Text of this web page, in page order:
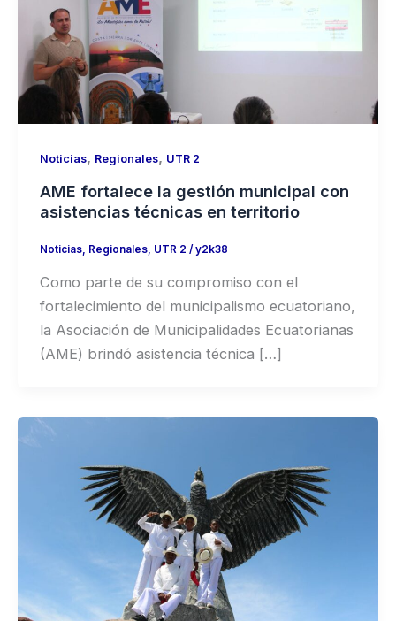
Noticias, Regionales, UTR 2
AME fortalece la gestión municipal con
asistencias técnicas en territorio
Noticias, Regionales, UTR 2 / y2k38
Como parte de su compromiso con el
fortalecimiento del municipalismo ecuatoriano,
la Asociación de Municipalidades Ecuatorianas
(AME) brindó asistencia técnica […]